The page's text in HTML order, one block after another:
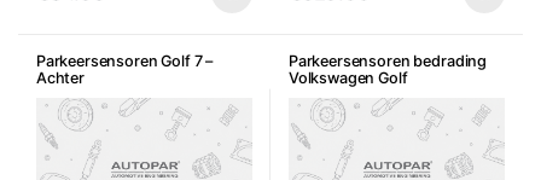
Parkeersensoren Golf 7 –
Achter
Parkeersensoren bedrading
Volkswagen Golf